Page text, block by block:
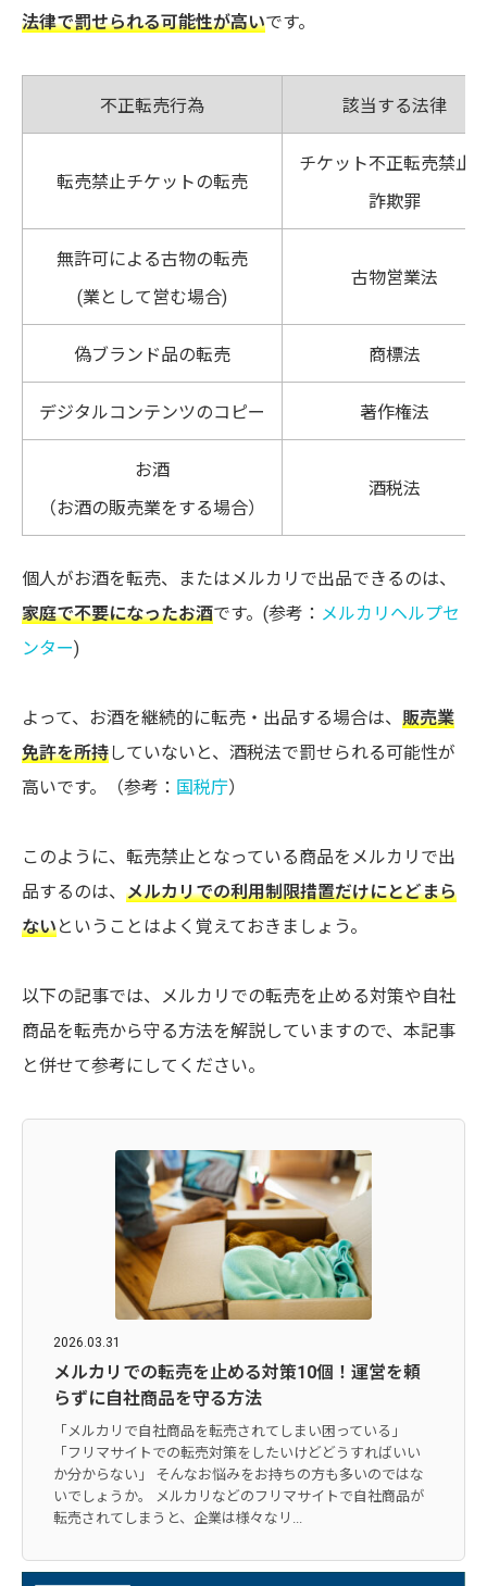
法律で罰せられる可能性が高いです。
不正転売行為 該当する法律
転売禁止チケットの転売
チケット不正転売禁止
詐欺罪
無許可による古物の転売
(業として営む場合)
古物営業法
偽ブランド品の転売 商標法
デジタルコンテンツのコピー 著作権法
お酒
（お酒の販売業をする場合）
酒税法
個人がお酒を転売、またはメルカリで出品できるのは、
家庭で不要になったお酒です。(参考： メルカリヘルプセ
ンター)
よって、お酒を継続的に転売・出品する場合は、 販売業
免許を所持していないと、酒税法で罰せられる可能性が
高いです。（参考： 国税庁）
このように、転売禁止となっている商品をメルカリで出
品するのは、 メルカリでの利用制限措置だけにとどまら
ないということはよく覚えておきましょう。
以下の記事では、メルカリでの転売を止める対策や自社
商品を転売から守る方法を解説していますので、本記事
と併せて参考にしてください。
2026.03.31
メルカリでの転売を止める対策10個！運営を頼
らずに自社商品を守る方法
「メルカリで自社商品を転売されてしまい困っている」
「フリマサイトでの転売対策をしたいけどどうすればいい
か分からない」 そんなお悩みをお持ちの方も多いのではな
いでしょうか。 メルカリなどのフリマサイトで自社商品が
転売されてしまうと、企業は様々なリ...